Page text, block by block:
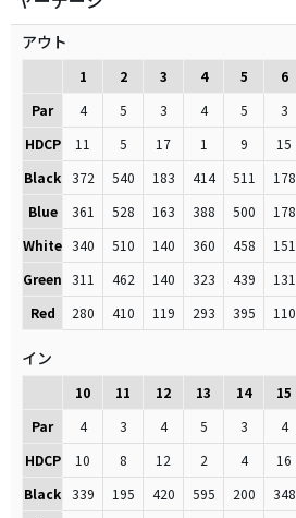
アウト
1 2 3 4 5 6
Par
4 5 3 4 5 3
HDCP
11 5 17 1 9 15
Black 372 540 183 414 511 178
Blue
361 528 163 388 500 178
White 340 510 140 360 458 151
Green 311 462 140 323 439 131
Red
280 410 119 293 395 110
イン
10 11 12 13 14 15
Par
4 3 4 5 3 4
HDCP
10 8 12 2 4 16
Black 339 195 420 595 200 348